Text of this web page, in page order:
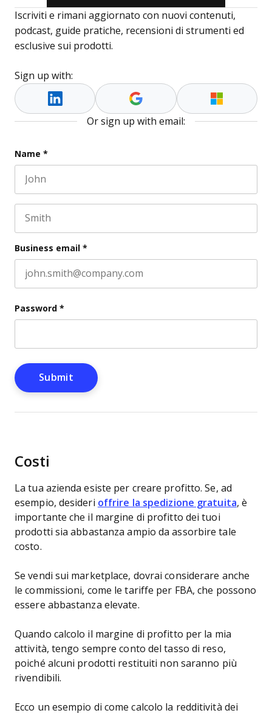
Iscriviti e rimani aggiornato con nuovi contenuti,
podcast, guide pratiche, recensioni di strumenti ed
esclusive sui prodotti.
Sign up with:
Or sign up with email:
Company
This field is for validation purposes and should be
Name *
Business email *
Password *
Costi
La tua azienda esiste per creare profitto. Se, ad
esempio, desideri offrire la spedizione gratuita, è
importante che il margine di profitto dei tuoi
prodotti sia abbastanza ampio da assorbire tale
costo.
Se vendi sui marketplace, dovrai considerare anche
le commissioni, come le tariffe per FBA, che possono
essere abbastanza elevate.
Quando calcolo il margine di profitto per la mia
attività, tengo sempre conto del tasso di reso,
poiché alcuni prodotti restituiti non saranno più
rivendibili.
Ecco un esempio di come calcolo la redditività dei